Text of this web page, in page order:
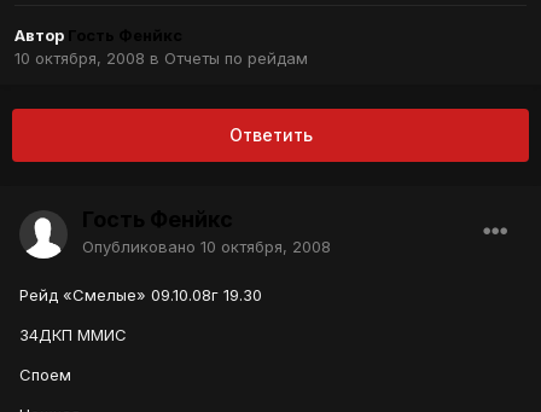
Автор
10 октября, 2008 в Отчеты по рейдам
Ответить
Опубликовано 10 октября, 2008
Рейд «Смелые» 09.10.08г 19.30
34ДКП ММИС
Споем